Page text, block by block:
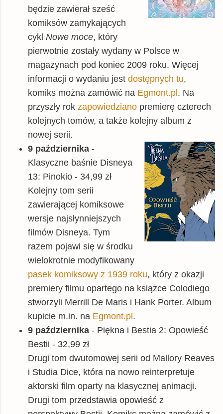
będzie zawierał sześć
komiksów zamykających
cykl Nowe moce, który
pierwotnie zostały wydany w Polsce w
magazynach pod koniec 2009 roku. Więcej
informacji o wydaniu jest dostępnych tu,
komiks można zamówić na Egmont.pl. Na
przyszły rok zapowiedziano premierę czterech
kolejnych tomów, a także kolejny album z
nowej serii.
9 października -
Klasyczne baśnie Disneya
13: Pinokio - 34,99 zł
Kolejny tom serii
zawierającej komiksowe
wersje najsłynniejszych
filmów Disneya. Tym
razem pojawi się w środku
wielokrotnie modyfikowany
pasek komiksowy z 1939 roku, który z okazji
premiery filmu opartego na książce Colodiego
stworzyli Merrill De Maris i Hank Porter. Album
kupicie m.in. na Egmont.pl.
9 października - Piękna i Bestia 2: Opowieść
Bestii - 32,99 zł
Drugi tom dwutomowej serii od Mallory Reaves
i Studia Dice, która na nowo reinterpretuje
aktorski film oparty na klasycznej animacji.
Drugi tom przedstawia opowieść z